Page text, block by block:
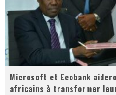
Microsoft et Ecobank
africains à transformer